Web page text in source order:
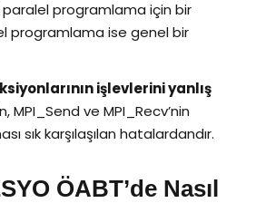
paralel programlama için bir
programlama ise genel bir
işlevlerini yanlış
MPI_Send ve MPI_Recv’nin
sık karşılaşılan hatalardandır.
ÖABT’de Nasıl